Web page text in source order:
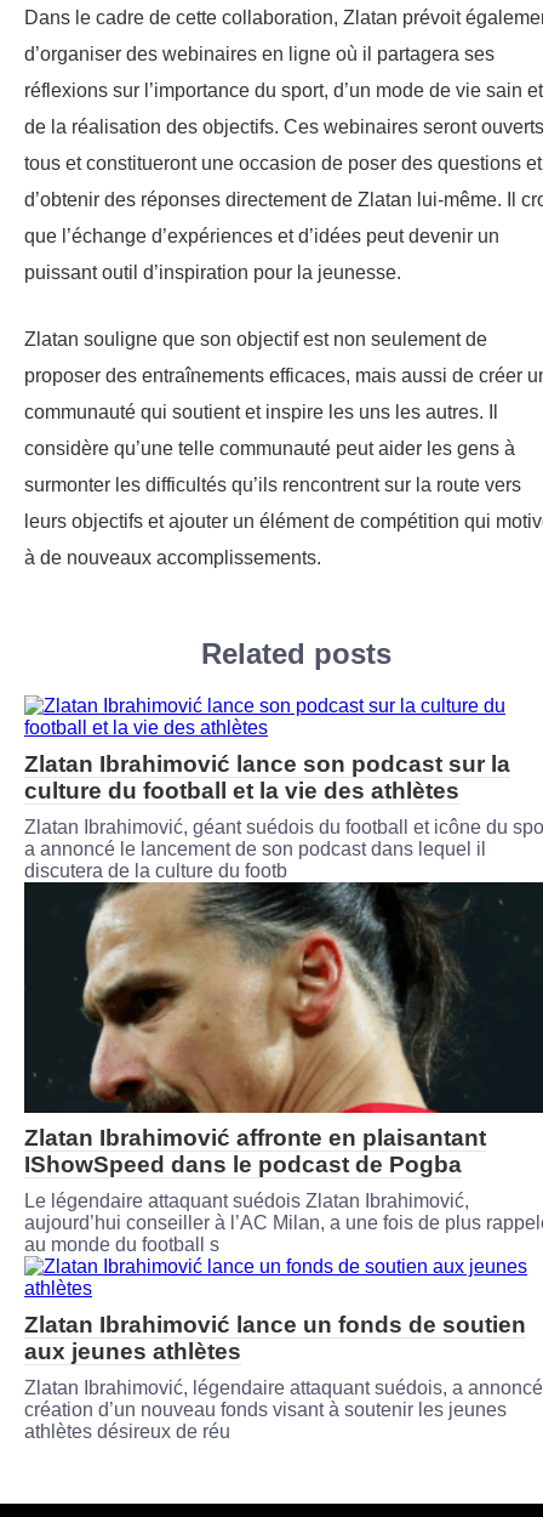
Dans le cadre de cette collaboration, Zlatan prévoit
d’organiser des webinaires en ligne où il partagera ses
réflexions sur l’importance du sport, d’un mode de vie sain et
de la réalisation des objectifs. Ces webinaires seront
tous et constitueront une occasion de poser des questions et
d’obtenir des réponses directement de Zlatan lui-même. Il
que l’échange d’expériences et d’idées peut devenir un
puissant outil d’inspiration pour la jeunesse.
Zlatan souligne que son objectif est non seulement de
proposer des entraînements efficaces, mais aussi de créer
communauté qui soutient et inspire les uns les autres. Il
considère qu’une telle communauté peut aider les gens à
surmonter les difficultés qu’ils rencontrent sur la route vers
leurs objectifs et ajouter un élément de compétition qui
à de nouveaux accomplissements.
Related posts
Zlatan Ibrahimović lance son podcast sur la
culture du football et la vie des athlètes
Zlatan Ibrahimović, géant suédois du football et icône du
a annoncé le lancement de son podcast dans lequel il
discutera de la culture du footb
Zlatan Ibrahimović affronte en plaisantant
IShowSpeed ​​dans le podcast de Pogba
Le légendaire attaquant suédois Zlatan Ibrahimović,
aujourd’hui conseiller à l’AC Milan, a une fois de plus
au monde du football s
Zlatan Ibrahimović lance un fonds de soutien
aux jeunes athlètes
Zlatan Ibrahimović, légendaire attaquant suédois, a
création d’un nouveau fonds visant à soutenir les jeunes
athlètes désireux de réu